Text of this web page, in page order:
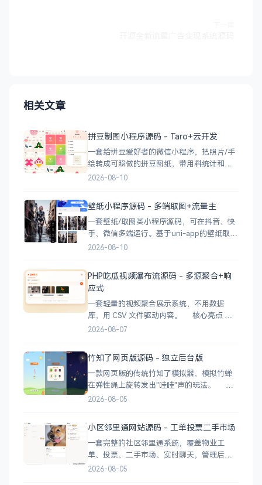
相关文章
拼豆制图小程序源码 - Taro+云开发
一套给拼豆爱好者的微信小程序，把照片/手
绘转成可照做的拼豆图纸，带用料统计和素
材管理。 拼豆制图微信小程序源码，支持图
开发，附部署教程。 核心功能 图片转图
纸：相册选图或拍照
2026-08-10
壁纸小程序源码 - 多端取图+流量主
一套壁纸/取图类小程序源码，可在抖音、快
手、微信多端运行。基于uni-app的壁纸取图
小程序源码，支持抖音快手微信多端运行，
分享 变现：支持接入流量主 技术栈：uni-
app（请确认是否准
2026-08-10
PHP吃瓜视频瀑布流源码 - 多源聚合+响
应式
一套轻量的视频聚合展示系统，不用数据
库，用 CSV 文件驱动内容。 核心亮点
CSV 驱动：不用配数据库，编
示：移动端 2 列 → 平板 3 列 → 桌面 4~5
2026-08-07
竹知了网页版源码 - 独立后台版
一款网页版的传统竹知了模拟器，模拟竹蝉
在弹性绳上旋转发出"哇哇"声的玩法。 核
心功能 网页版运行，无需下载 独立后台管
2026-08-05
小区邻里通网站源码 - 工单投票二手市场
一套完整的社区邻里通系统，覆盖物业工
单、投票、二手市场、实时聊天，管理后台
一应俱全。 前台功能 九宫格快捷菜单 +
2026-08-05